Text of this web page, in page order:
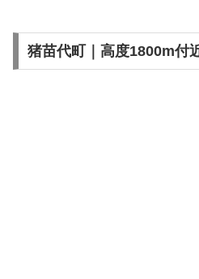
猪苗代町｜高度1800m付